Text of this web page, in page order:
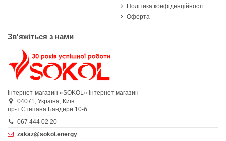
Політика конфіденційності
Оферта
Зв'яжіться з нами
Інтернет-магазин «SOKOL» Інтернет магазин
04071, Україна, Київ
пр-т Степана Бандери 10-б
067 444 02 20
zakaz@sokol.energy